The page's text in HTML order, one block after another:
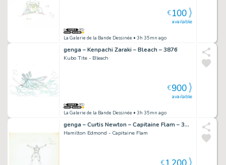
La Galerie de la Bande Dessinée • 3h 35mn ago
available
€100
genga – Kenpachi Zaraki – Bleach – 3876
Kubo Tite - Bleach
La Galerie de la Bande Dessinée • 3h 35mn ago
available
€900
genga – Curtis Newton – Capitaine Flam – 3936
Hamilton Edmond - Capitaine Flam
€